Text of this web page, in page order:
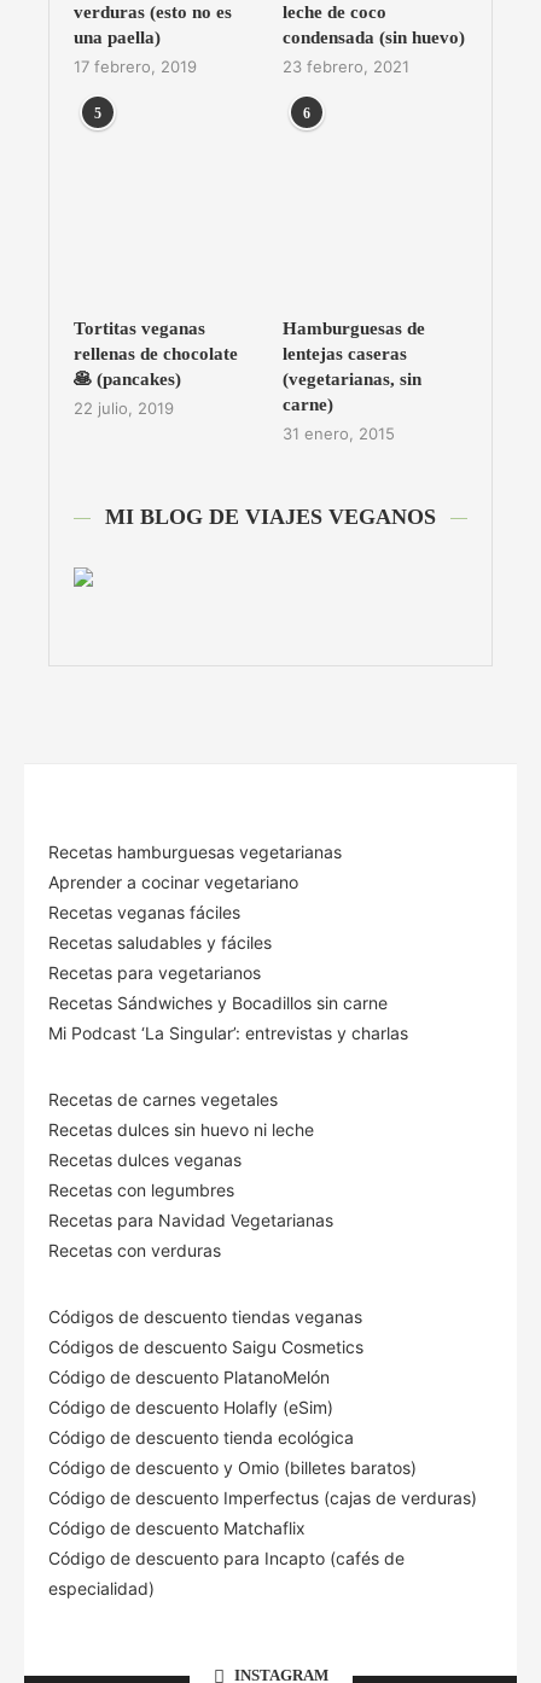
verduras (esto no es
una paella)
17 febrero, 2019
leche de coco
condensada (sin huevo)
23 febrero, 2021
5
Tortitas veganas
rellenas de chocolate
🥞 (pancakes)
22 julio, 2019
6
Hamburguesas de
lentejas caseras
(vegetarianas, sin
carne)
31 enero, 2015
MI BLOG DE VIAJES VEGANOS
Recetas hamburguesas vegetarianas
Aprender a cocinar vegetariano
Recetas veganas fáciles
Recetas saludables y fáciles
Recetas para vegetarianos
Recetas Sándwiches y Bocadillos sin carne
Mi Podcast ‘La Singular’: entrevistas y charlas
Recetas de carnes vegetales
Recetas dulces sin huevo ni leche
Recetas dulces veganas
Recetas con legumbres
Recetas para Navidad Vegetarianas
Recetas con verduras
Códigos de descuento tiendas veganas
Códigos de descuento Saigu Cosmetics
Código de descuento PlatanoMelón
Código de descuento Holafly (eSim)
Código de descuento tienda ecológica
Código de descuento y Omio (billetes baratos)
Código de descuento Imperfectus (cajas de verduras)
Código de descuento Matchaflix
Código de descuento para Incapto (cafés de
especialidad)
INSTAGRAM